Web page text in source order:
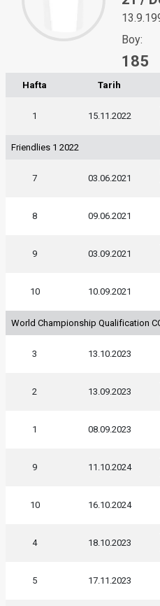
Boy:
185
Hafta Tarih
1 15.11.2022
Friendlies 1 2022
7 03.06.2021
8 09.06.2021
9 03.09.2021
10 10.09.2021
World Championship Qualification
3 13.10.2023
2 13.09.2023
1 08.09.2023
9 11.10.2024
10 16.10.2024
4 18.10.2023
5 17.11.2023